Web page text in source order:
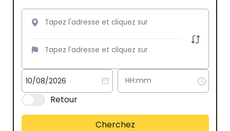
Retour
Cherchez